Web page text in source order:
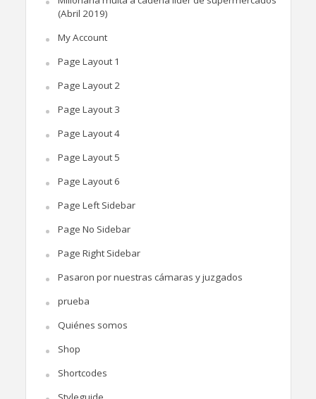
(Abril 2019)
My Account
Page Layout 1
Page Layout 2
Page Layout 3
Page Layout 4
Page Layout 5
Page Layout 6
Page Left Sidebar
Page No Sidebar
Page Right Sidebar
Pasaron por nuestras cámaras y juzgados
prueba
Quiénes somos
Shop
Shortcodes